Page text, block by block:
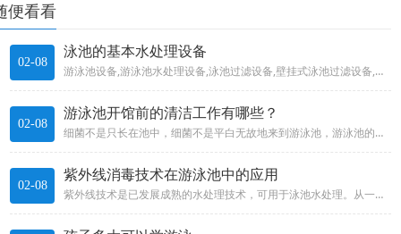
便看看
02-08
泳池的基本水处理设备
游泳池设备,游泳池水处理设备,泳池过滤设备,壁挂式泳池过滤设备,地埋式一体机泳池过滤设备,传统式砂缸泳池过滤设备,泳池消...
02-08
游泳池开馆前的清洁工作有哪些？
细菌不是只长在池中，细菌不是平白无故地来到游泳池，游泳池的环境潜藏着许多培养细菌的地方，防疫单位有一句话说得好：要中止疫...
02-08
紫外线消毒技术在游泳池中的应用
紫外线技术是已发展成熟的水处理技术，可用于泳池水处理。从一开始用于高负荷泳池的净水程序取得成功到今天，紫外水处理技术的应...